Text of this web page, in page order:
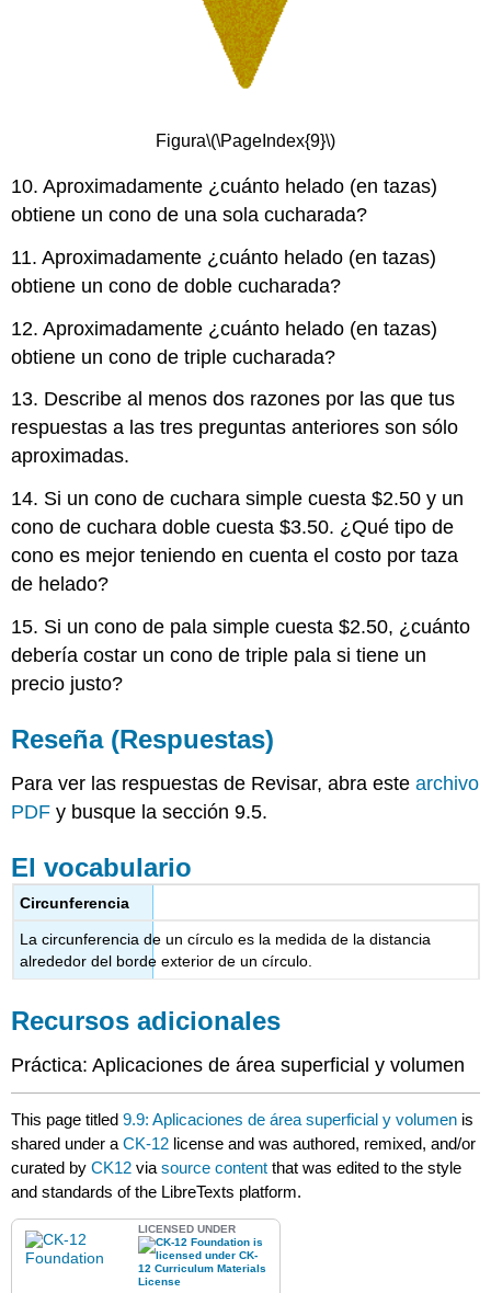
Figura\(\PageIndex{9}\)
10. Aproximadamente ¿cuánto helado (en tazas)
obtiene un cono de una sola cucharada?
11. Aproximadamente ¿cuánto helado (en tazas)
obtiene un cono de doble cucharada?
12. Aproximadamente ¿cuánto helado (en tazas)
obtiene un cono de triple cucharada?
13. Describe al menos dos razones por las que tus
respuestas a las tres preguntas anteriores son sólo
aproximadas.
14. Si un cono de cuchara simple cuesta $2.50 y un
cono de cuchara doble cuesta $3.50. ¿Qué tipo de
cono es mejor teniendo en cuenta el costo por taza
de helado?
15. Si un cono de pala simple cuesta $2.50, ¿cuánto
debería costar un cono de triple pala si tiene un
precio justo?
Reseña (Respuestas)
Para ver las respuestas de Revisar, abra estearchivo
PDF y busque la sección 9.5.
El vocabulario
Circunferencia
La circunferencia de un círculo es la medida de la distancia
alrededor del borde exterior de un círculo.
Recursos adicionales
Práctica: Aplicaciones de área superficial y volumen
This page titled9.9: Aplicaciones de área superficial y volumen is
shared under aCK-12 license and was authored, remixed, and/or
curated byCK12 viasource content that was edited to the style
and standards of the LibreTexts platform.
LICENSED UNDER